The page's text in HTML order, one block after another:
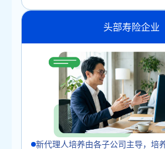
头部寿险企业
新代理人培养由各子公司主导，培